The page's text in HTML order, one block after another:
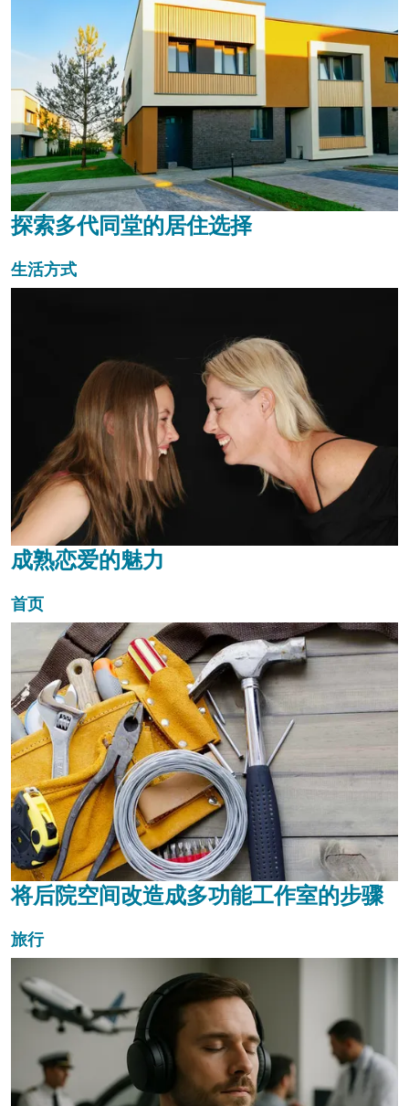
探索多代同堂的居住选择
生活方式
成熟恋爱的魅力
首页
将后院空间改造成多功能工作室的步骤
旅行